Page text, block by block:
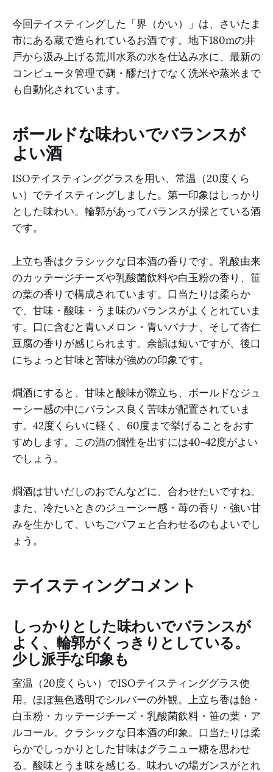
今回テイスティングした「界（かい）」は、さいたま
市にある蔵で造られているお酒です。地下180mの井
戸から汲み上げる荒川水系の水を仕込み水に、最新の
コンピュータ管理で麹・醪だけでなく洗米や蒸米まで
も自動化されています。
ボールドな味わいでバランスが
よい酒
ISOテイスティンググラスを用い、常温（20度くら
い）でテイスティングしました。第一印象はしっかり
とした味わい。輪郭があってバランスが採とている酒
です。
上立ち香はクラシックな日本酒の香りです。乳酸由来
のカッテージチーズや乳酸菌飲料や白玉粉の香り、笹
の葉の香りで構成されています。口当たりは柔らか
で、甘味・酸味・うま味のバランスがよくとれていま
す。口に含むと青いメロン・青いバナナ、そして杏仁
豆腐の香りが感じられます。余韻は短いですが、後口
にちょっと甘味と苦味が強めの印象です。
燗酒にすると、甘味と酸味が際立ち、ボールドなジュ
ーシー感の中にバランス良く苦味が配置されていま
す。42度くらいに軽く、60度まで挙げることをおす
すめします。この酒の個性を出すには40-42度がよい
でしょう。
燗酒は甘いだしのおでんなどに、合わせたいですね。
また、冷たいときのジューシー感・苺の香り・強い甘
みを生かして、いちごパフェと合わせるのもよいでし
ょう。
テイスティングコメント
しっかりとした味わいでバランスが
よく、輪郭がくっきりとしている。
少し派手な印象も
室温（20度くらい）でISOテイスティンググラス使
用。ほぼ無色透明でシルバーの外観。上立ち香は飴・
白玉粉・カッテージチーズ・乳酸菌飲料・笹の葉・ア
ルコール。クラシックな日本酒の印象。口当たりは柔
らかでしっかりとした甘味はグラニュー糖を思わせ
る。酸味とうま味を感じる。味わいの場ガンスがとれ